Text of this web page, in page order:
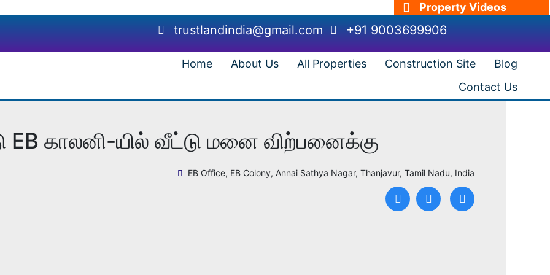
Property Videos
trustlandindia@gmail.com +91 9003699906
Home About Us All Properties Construction Site
Blog
Contact Us
காலனி-யில் வீட்டு மனை விற்பனைக்கு
EB Office, EB Colony, Annai Sathya Nagar, Thanjavur, Tamil Nadu, India